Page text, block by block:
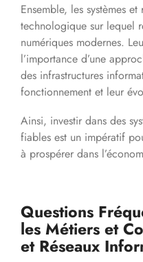
Ensemble, les systèmes
technologique sur lequel
numériques modernes.
l’importance d’une
des infrastructures
fonctionnement et leur
Ainsi, investir dans des
fiables est un impératif
à prospérer dans
Questions
les Métiers et
et Réseaux